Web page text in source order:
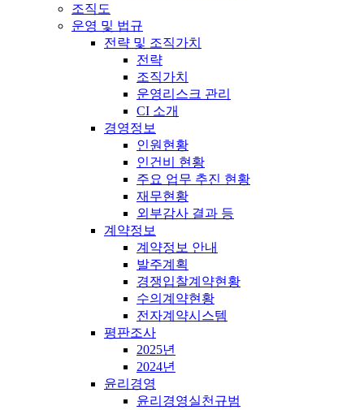
조직도
운영 및 법규
전략 및 조직가치
전략
조직가치
운영리스크 관리
CI 소개
경영정보
인원현황
인건비 현황
주요 업무 추진 현황
재무현황
외부감사 결과 등
계약정보
계약정보 안내
발주계획
경쟁입찰계약현황
수의계약현황
전자계약시스템
평판조사
2025년
2024년
윤리경영
윤리경영실천규범